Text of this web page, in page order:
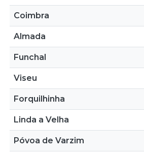
Coimbra
Almada
Funchal
Viseu
Forquilhinha
Linda a Velha
Póvoa de Varzim